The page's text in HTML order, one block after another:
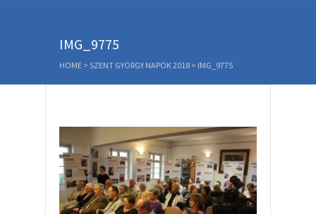
IMG_9775
HOME > SZENT GYÖRGY NAPOK 2018 > IMG_9775